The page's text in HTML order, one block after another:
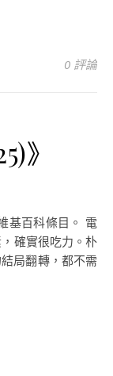
0 評論
》
確實很吃力。朴
局翻轉，都不需